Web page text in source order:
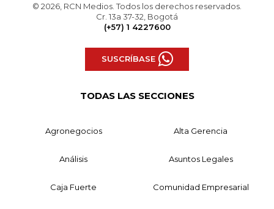
© 2026, RCN Medios. Todos los derechos reservados.
Cr. 13a 37-32, Bogotá
(+57) 1 4227600
SUSCRÍBASE
TODAS LAS SECCIONES
Agronegocios Alta Gerencia
Análisis Asuntos Legales
Caja Fuerte Comunidad Empresarial